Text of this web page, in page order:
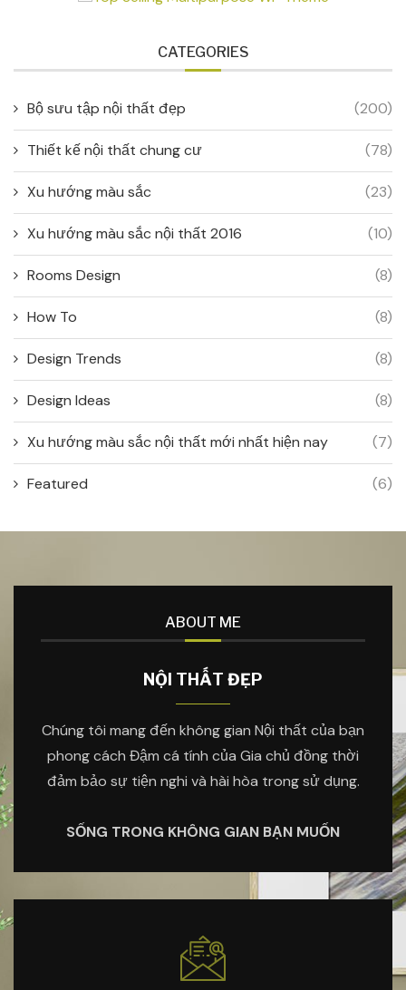
CATEGORIES
Bộ sưu tập nội thất đẹp (200)
Thiết kế nội thất chung cư (78)
Xu hướng màu sắc (23)
Xu hướng màu sắc nội thất 2016 (10)
Rooms Design (8)
How To (8)
Design Trends (8)
Design Ideas (8)
Xu hướng màu sắc nội thất mới nhất hiện nay (7)
Featured (6)
ABOUT ME
NỘI THẤT ĐẸP
Chúng tôi mang đến không gian Nội thất của bạn
phong cách Đậm cá tính của Gia chủ đồng thời
đảm bảo sự tiện nghi và hài hòa trong sử dụng.
SỐNG TRONG KHÔNG GIAN BẠN MUỐN